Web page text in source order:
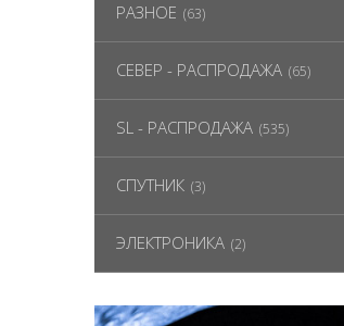
РАЗНОЕ (63)
СЕВЕР - РАСПРОДАЖА (65)
SL - РАСПРОДАЖА (535)
СПУТНИК (3)
ЭЛЕКТРОНИКА (2)